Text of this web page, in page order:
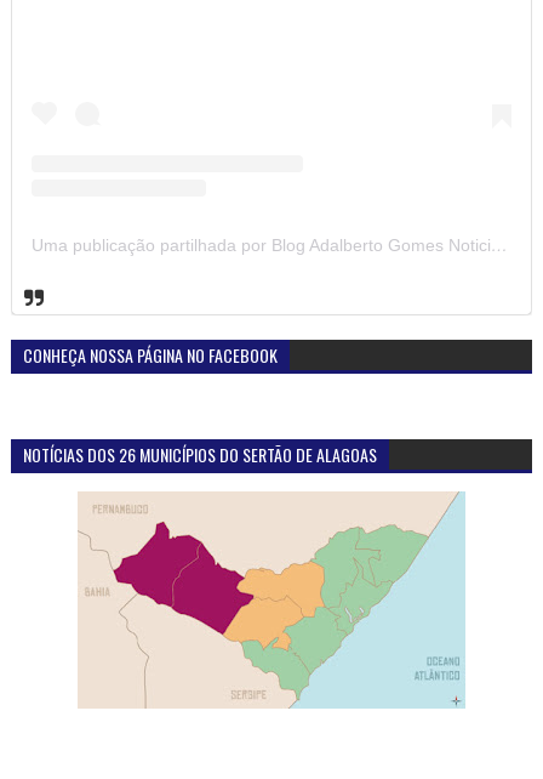
Uma publicação partilhada por Blog Adalberto Gomes Noticias (@blogadalbertogomesnoticiass)
CONHEÇA NOSSA PÁGINA NO FACEBOOK
NOTÍCIAS DOS 26 MUNICÍPIOS DO SERTÃO DE ALAGOAS